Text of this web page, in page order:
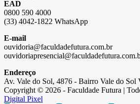
EAD
0800 590 4000
(33) 4042-1822 WhatsApp
E-mail
ouvidoria@faculdadefutura.com.br
Endereço
Av. Vale do Sol, 4876 - Bairro Vale do Sol
Copyright © 2026 - Faculdade Futura |
Digital Pixel